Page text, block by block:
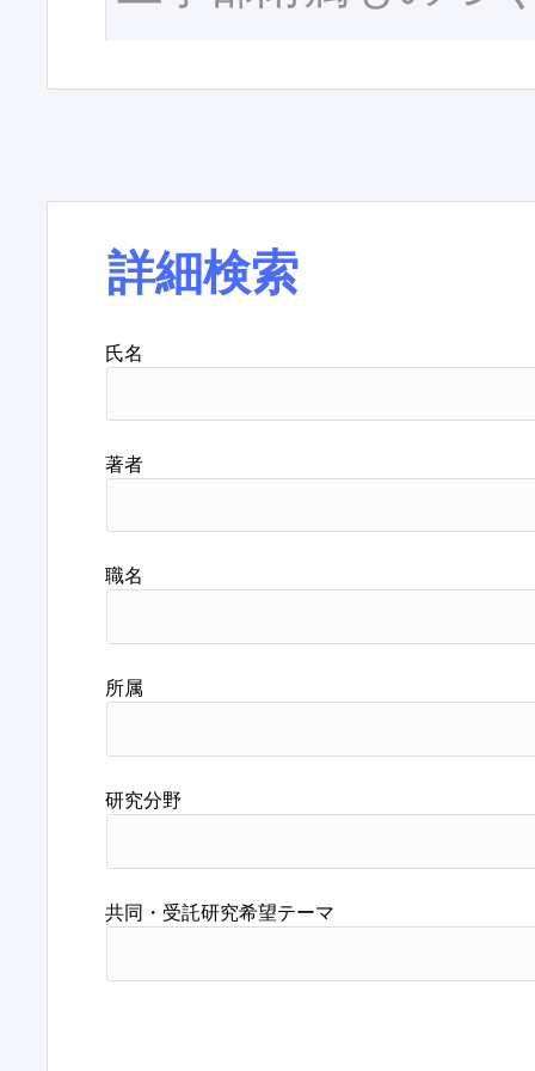
詳細検索
氏名
著者
職名
所属
研究分野
共同・受託研究希望テーマ